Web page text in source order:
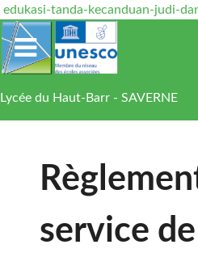
edukasi-tanda-kecanduan-judi-
Lycée du Haut-Barr - SAVERNE
service de